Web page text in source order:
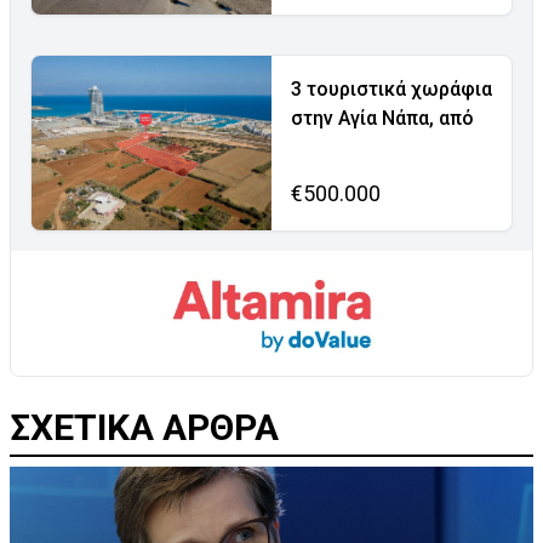
3 τουριστικά χωράφια
στην Αγία Νάπα, από
€500.000
ΣΧΕΤΙΚΑ ΑΡΘΡΑ